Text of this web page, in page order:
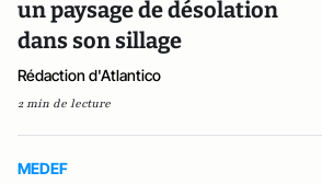
un paysage de désolation
dans son sillage
Rédaction d'Atlantico
2 min de lecture
MEDEF